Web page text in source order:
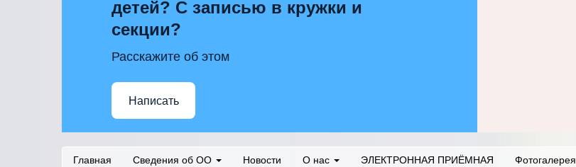
детей? С записью в кружки и
секции?
Расскажите об этом
Написать
Главная Сведения об ОО Новости О нас ЭЛЕКТРОННАЯ ПРИЁМНАЯ Фотогалерея